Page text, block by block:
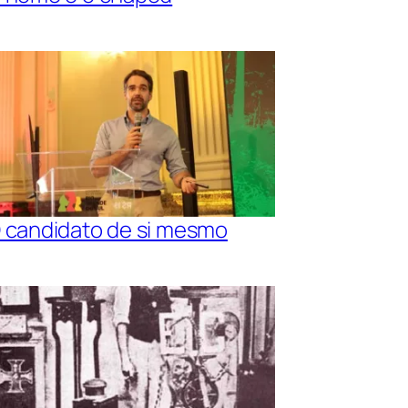
candidato de si mesmo